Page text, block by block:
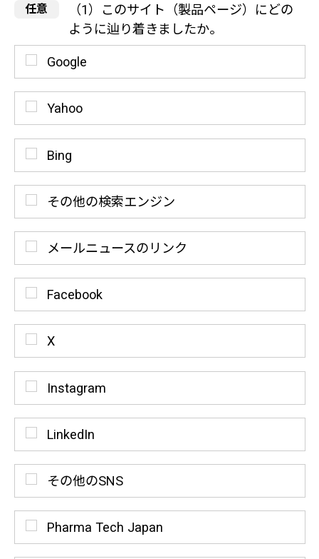
（1）このサイト（製品ページ）にどの
ように辿り着きましたか。
Google
Yahoo
Bing
その他の検索エンジン
メールニュースのリンク
Facebook
X
Instagram
LinkedIn
その他のSNS
Pharma Tech Japan